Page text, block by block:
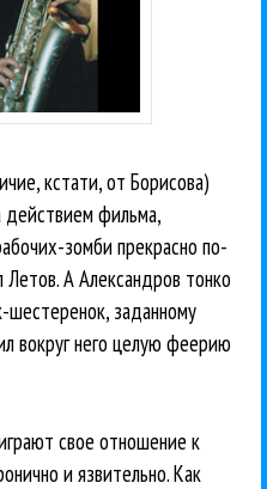
кстати, от Борисова)
действием фильма,
зомби прекрасно по-
Летов. А Александров тонко
шестеренок, заданному
вокруг него целую феерию
свое отношение к
и язвительно. Как